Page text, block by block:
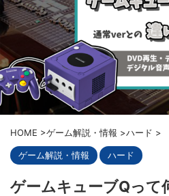
HOME >ゲーム解説・情報 >ハード >
ゲーム解説・情報 ハード
ゲームキューブQって